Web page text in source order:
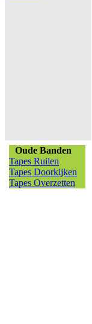
Oude Banden
Tapes Ruilen
Tapes Doorkijken
Tapes Overzetten